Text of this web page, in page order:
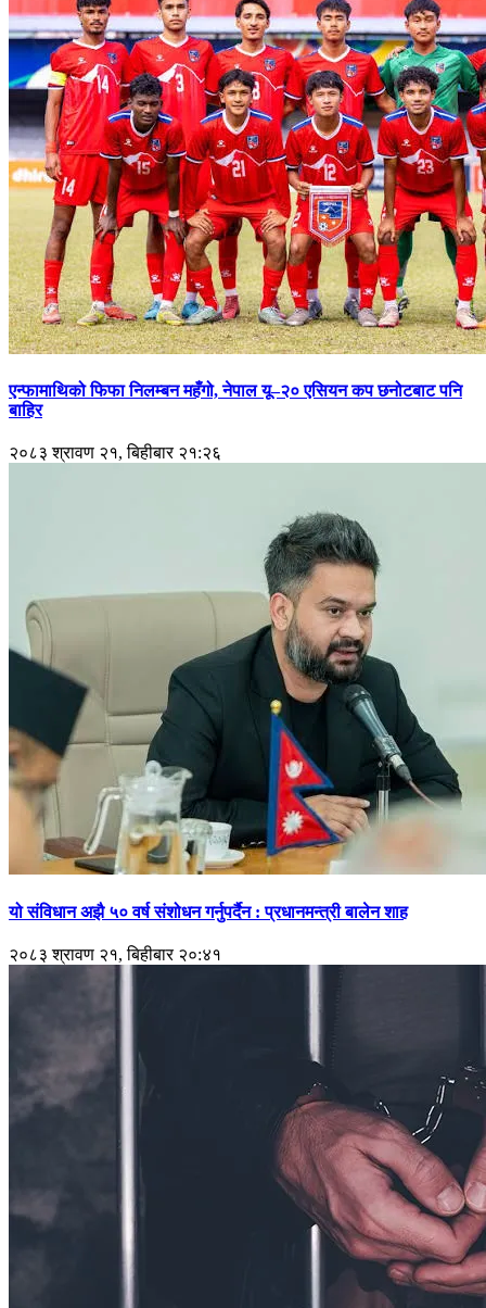
एन्फामाथिको फिफा निलम्बन महँगो, नेपाल यू–२० एसियन कप छनोटबाट पनि
बाहिर
२०८३ श्रावण २१, बिहीबार २१:२६
यो संविधान अझै ५० वर्ष संशोधन गर्नुपर्दैन : प्रधानमन्त्री बालेन शाह
२०८३ श्रावण २१, बिहीबार २०:४१